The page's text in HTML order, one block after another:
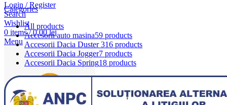
Login / Register
Search
Wishlist
0 items / 0,00lei
Menu
Categories
All products
Accesorii auto masina59 products
Accesorii Dacia Duster 316 products
Accesorii Dacia Jogger7 products
Accesorii Dacia Spring18 products